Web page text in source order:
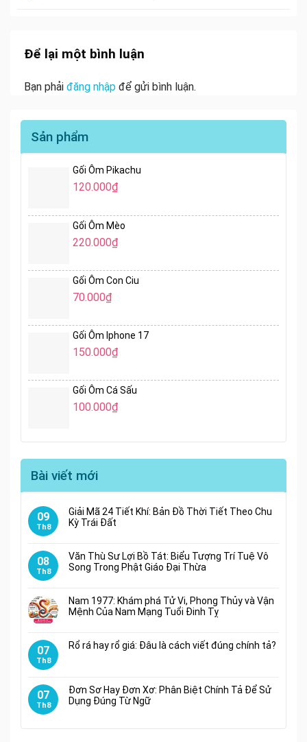
Để lại một bình luận
Bạn phải đăng nhập để gửi bình luận.
Sản phẩm
Gối Ôm Pikachu
120.000₫
Gối Ôm Mèo
220.000₫
Gối Ôm Con Ciu
70.000₫
Gối Ôm Iphone 17
150.000₫
Gối Ôm Cá Sấu
100.000₫
Bài viết mới
09
Th8
Giải Mã 24 Tiết Khí: Bản Đồ Thời Tiết Theo Chu
Kỳ Trái Đất
08
Th8
Văn Thù Sư Lợi Bồ Tát: Biểu Tượng Trí Tuệ Vô
Song Trong Phật Giáo Đại Thừa
Nam 1977: Khám phá Tử Vi, Phong Thủy và Vận
Mệnh Của Nam Mạng Tuổi Đinh Tỵ
07
Th8
Rổ rá hay rổ giá: Đâu là cách viết đúng chính tả?
07
Th8
Đơn Sơ Hay Đơn Xơ: Phân Biệt Chính Tả Để Sử
Dụng Đúng Từ Ngữ